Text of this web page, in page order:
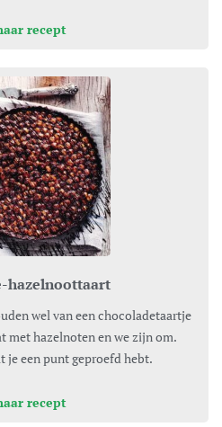
recept
hazelnoottaart
met hazelnoten en we zijn om.
je een punt geproefd hebt.
recept